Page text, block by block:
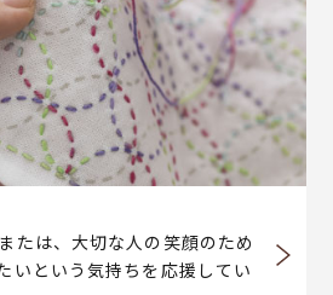
たは、大切な人の笑顔のため
いという気持ちを応援してい